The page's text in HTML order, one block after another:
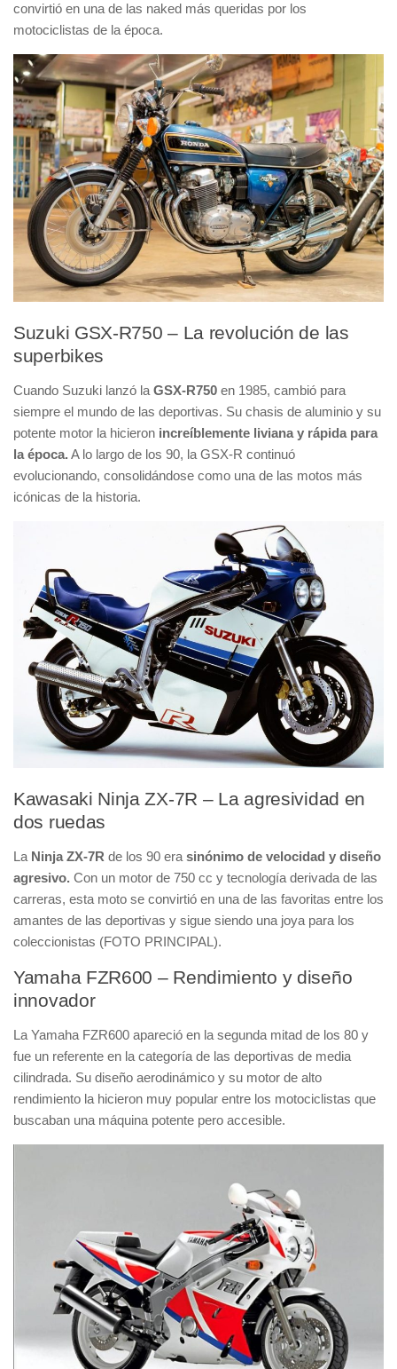
convirtió en una de las naked más queridas por los
motociclistas de la época.
Suzuki GSX-R750 – La revolución de las
superbikes
Cuando Suzuki lanzó la GSX-R750 en 1985, cambió para
siempre el mundo de las deportivas. Su chasis de aluminio y su
potente motor la hicieron increíblemente liviana y rápida para
la época. A lo largo de los 90, la GSX-R continuó
evolucionando, consolidándose como una de las motos más
icónicas de la historia.
Kawasaki Ninja ZX-7R – La agresividad en
dos ruedas
La Ninja ZX-7R de los 90 era sinónimo de velocidad y diseño
agresivo. Con un motor de 750 cc y tecnología derivada de las
carreras, esta moto se convirtió en una de las favoritas entre los
amantes de las deportivas y sigue siendo una joya para los
coleccionistas (FOTO PRINCIPAL).
Yamaha FZR600 – Rendimiento y diseño
innovador
La Yamaha FZR600 apareció en la segunda mitad de los 80 y
fue un referente en la categoría de las deportivas de media
cilindrada. Su diseño aerodinámico y su motor de alto
rendimiento la hicieron muy popular entre los motociclistas que
buscaban una máquina potente pero accesible.